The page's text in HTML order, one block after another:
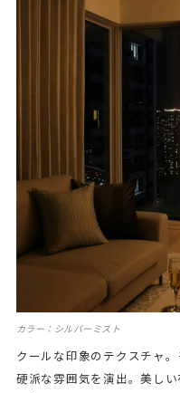
カラー：シルバーミスト
クールな印象のテクスチャ
硬派な雰囲気を演出。美し